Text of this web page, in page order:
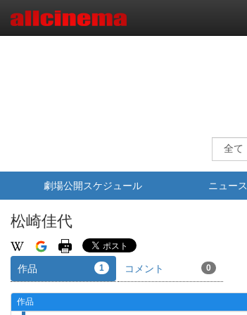
劇場公開スケジュール ニュース
松崎佳代
作品 1 コメント 0
作品